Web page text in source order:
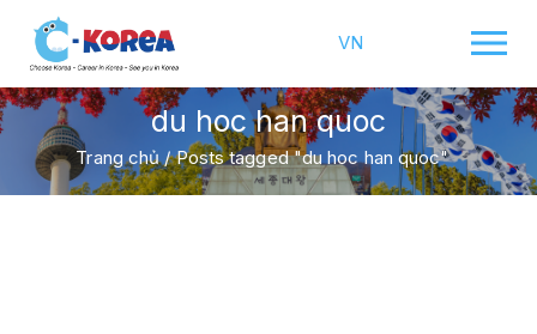
VN
du hoc han quoc
Trang chủ/Posts tagged "du hoc han quoc"